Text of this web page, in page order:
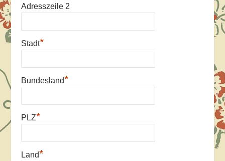
Adresszeile 2
Stadt*
Bundesland*
PLZ*
Land*